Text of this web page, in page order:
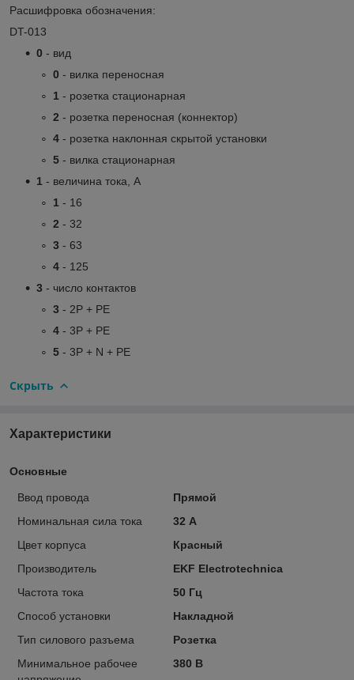
Расшифровка обозначения:
DT-013
0 - вид
0 - вилка переносная
1 - розетка стационарная
2 - розетка переносная (коннектор)
4 - розетка наклонная скрытой установки
5 - вилка стационарная
1 - величина тока, А
1 - 16
2 - 32
3 - 63
4 - 125
3 - число контактов
3 - 2P + PE
4 - 3P + PE
5 - 3P + N + PE
Скрыть
Характеристики
Основные
Ввод провода
Прямой
Номинальная сила тока
32 А
Цвет корпуса
Красный
Производитель
EKF Electrotechnica
Частота тока
50 Гц
Способ установки
Накладной
Тип силового разъема
Розетка
Минимальное рабочее
380 В